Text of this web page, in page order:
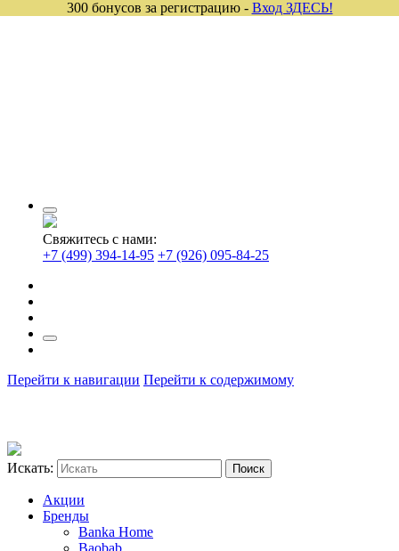
Свяжитесь с нами:
+7 (499) 394-14-95 +7 (926) 095-84-25
Перейти к навигации Перейти к содержимому
Искать:
Акции
Бренды
Banka Home
Baobab
300 бонусов за регистрацию - Вход ЗДЕСЬ!